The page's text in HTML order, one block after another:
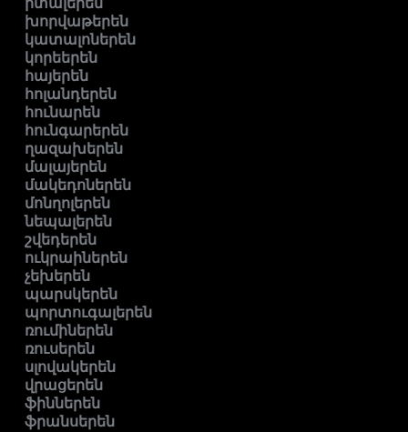
խորվաթերեն
կատալոներեն
կորեերեն
հայերեն
հոլանդերեն
հունարեն
հունգարերեն
ղազախերեն
մալայերեն
մակեդոներեն
մոնղոլերեն
նեպալերեն
շվեդերեն
ուկրաիներեն
չեխերեն
պարսկերեն
պորտուգալերեն
ռումիներեն
ռուսերեն
սլովակերեն
վրացերեն
ֆիններեն
ֆրանսերեն